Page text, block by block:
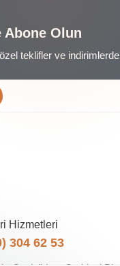
Abone Olun
teklifler ve
Hizmetleri
304 62 53